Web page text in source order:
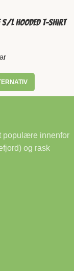
S/L Hooded T-shirt
populære innenfor
og rask